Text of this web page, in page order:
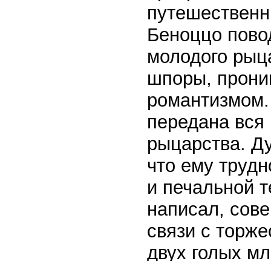
Беноццо
молодого
шпоры,
передана вся
рыцарства.
что ему
и печальной
написал,
связи с
двух голых